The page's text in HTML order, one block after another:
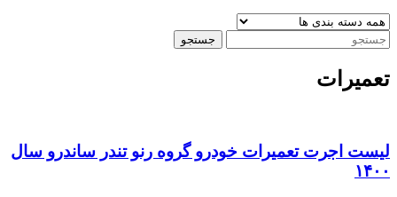
جستجو
تعمیرات
لیست اجرت تعمیرات خودرو گروه رنو تندر ساندرو سال
۱۴۰۰